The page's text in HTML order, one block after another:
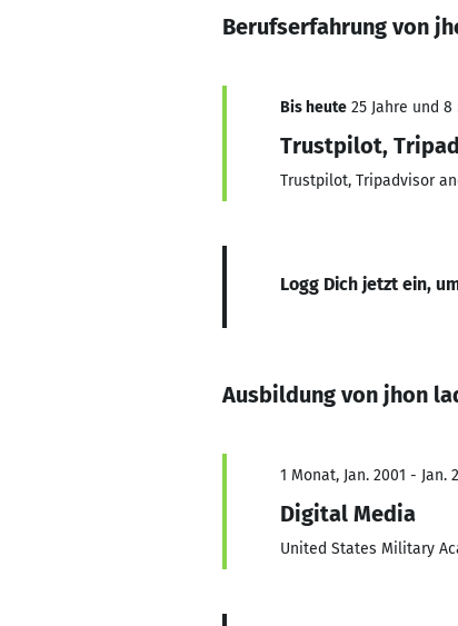
Berufserfahrung von
Bis heute 25 Jahre und 8
Trustpilot,
Trustpilot, Tripadvisor
Logg Dich jetzt ein,
Ausbildung von jhon
1 Monat, Jan. 2001 - Jan.
Digital Media
United States Military